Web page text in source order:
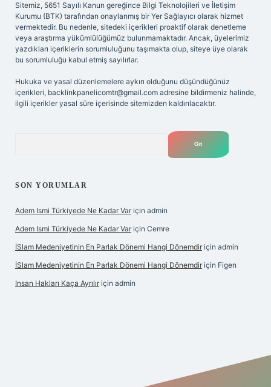
Sitemiz, 5651 Sayılı Kanun gereğince Bilgi Teknolojileri ve İletişim
Kurumu (BTK) tarafından onaylanmış bir Yer Sağlayıcı olarak hizmet
vermektedir. Bu nedenle, sitedeki içerikleri proaktif olarak denetleme
veya araştırma yükümlülüğümüz bulunmamaktadır. Ancak, üyelerimiz
yazdıkları içeriklerin sorumluluğunu taşımakta olup, siteye üye olarak
bu sorumluluğu kabul etmiş sayılırlar.
Hukuka ve yasal düzenlemelere aykırı olduğunu düşündüğünüz
içerikleri, backlinkpanelicomtr@gmail.com adresine bildirmeniz halinde,
ilgili içerikler yasal süre içerisinde sitemizden kaldırılacaktır.
SON YORUMLAR
Adem Ismi Türkiyede Ne Kadar Var için admin
Adem Ismi Türkiyede Ne Kadar Var için Cemre
İSlam Medeniyetinin En Parlak Dönemi Hangi Dönemdir için admin
İSlam Medeniyetinin En Parlak Dönemi Hangi Dönemdir için Figen
Insan Hakları Kaça Ayrılır için admin